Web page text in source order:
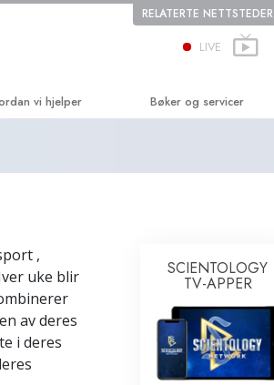
RELATERTE NETTSTEDER
LIVE
vi hjelper
om stoff
for Human Rights
Commission on Human Rights
Bøker og servicer
Begynnerservicer
,
uke blir
av deres
i deres
SCIENTOLOGY
TV-APPER